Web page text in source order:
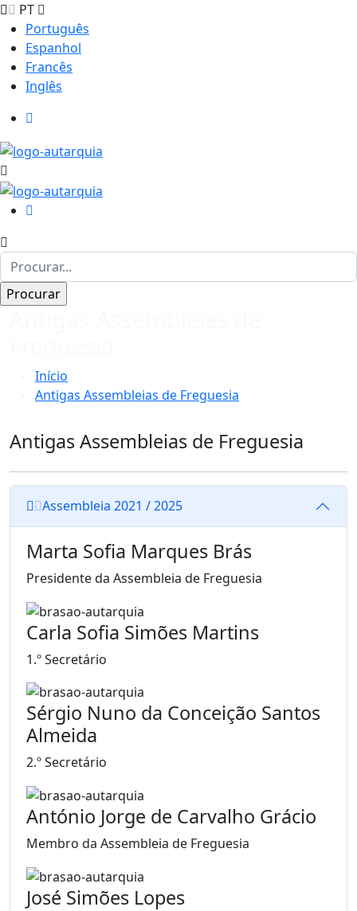
PT
Português
Espanhol
Francês
Inglês
Início
Antigas Assembleias de Freguesia
Antigas Assembleias de Freguesia
Assembleia 2021 / 2025
Marta Sofia Marques Brás
Presidente da Assembleia de Freguesia
Carla Sofia Simões Martins
1.º Secretário
Sérgio Nuno da Conceição Santos
Almeida
2.º Secretário
António Jorge de Carvalho Grácio
Membro da Assembleia de Freguesia
José Simões Lopes